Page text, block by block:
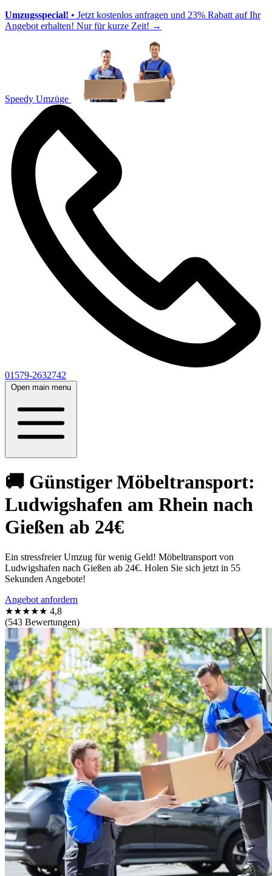
Umzugsspecial! • Jetzt kostenlos anfragen und 23% Rabatt auf Ihr
Angebot erhalten! Nur für kurze Zeit! →
Speedy Umzüge
01579-2632742
Open main menu
🚚 Günstiger Möbeltransport:
Ludwigshafen am Rhein nach
Gießen ab 24€
Ein stressfreier Umzug für wenig Geld! Möbeltransport von
Ludwigshafen nach Gießen ab 24€. Holen Sie sich jetzt in 55
Sekunden Angebote!
Angebot anfordern
★★★★★ 4,8
(543 Bewertungen)